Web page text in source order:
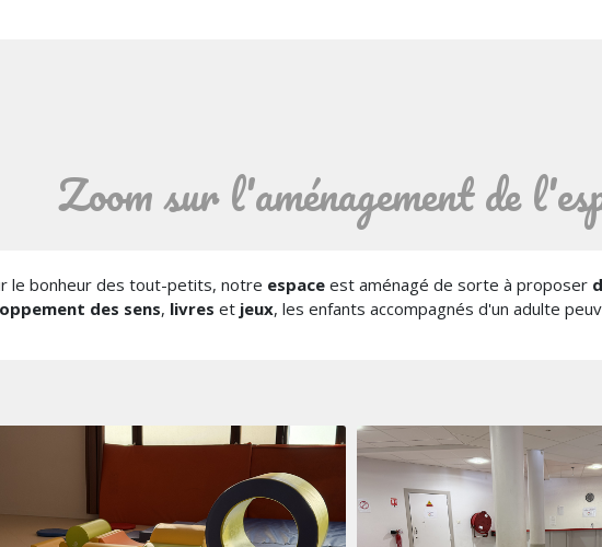
Zoom sur l'aménagement de
le bonheur des tout-petits, notre espace est aménagé de sorte à proposer
des sens, livres et jeux, les enfants accompagnés d'un adulte